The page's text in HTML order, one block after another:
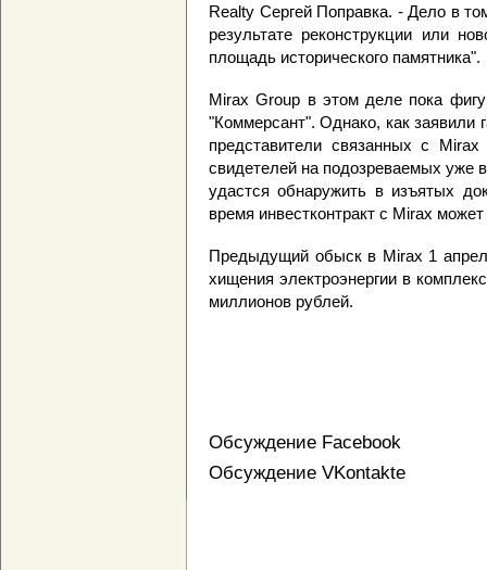
Realty Сергей Поправка. - Дело в
результате реконструкции или
площадь исторического памятника".
Mirax Group в этом деле пока
"Коммерсант". Однако, как заявили
представители связанных с
свидетелей на подозреваемых
удастся обнаружить в изъятых
время инвестконтракт с Mirax может
Предыдущий обыск в Mirax 1
хищения электроэнергии в
миллионов рублей.
Обсуждение Facebook
Обсуждение VKontakte